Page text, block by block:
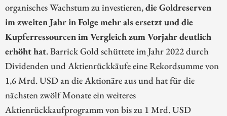
organisches Wachstum zu investieren,die Goldreserven
im zweiten Jahr in Folge mehr als ersetzt und die
Kupferressourcen im Vergleich zum Vorjahr deutlich
erhöht hat. Barrick Gold schüttete im Jahr 2022 durch
Dividenden und Aktienrückkäufe eine Rekordsumme von
1,6 Mrd. USD an die Aktionäre aus und hat für die
nächsten zwölf Monate ein weiteres
Aktienrückkaufprogramm von bis zu 1 Mrd. USD